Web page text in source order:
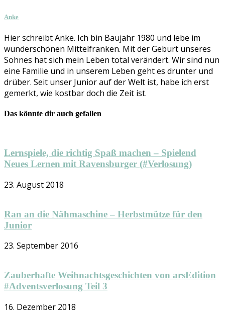
Anke
Hier schreibt Anke. Ich bin Baujahr 1980 und lebe im
wunderschönen Mittelfranken. Mit der Geburt unseres
Sohnes hat sich mein Leben total verändert. Wir sind nun
eine Familie und in unserem Leben geht es drunter und
drüber. Seit unser Junior auf der Welt ist, habe ich erst
gemerkt, wie kostbar doch die Zeit ist.
Das könnte dir auch gefallen
Lernspiele, die richtig Spaß machen – Spielend
Neues Lernen mit Ravensburger (#Verlosung)
23. August 2018
Ran an die Nähmaschine – Herbstmütze für den
Junior
23. September 2016
Zauberhafte Weihnachtsgeschichten von arsEdition
#Adventsverlosung Teil 3
16. Dezember 2018